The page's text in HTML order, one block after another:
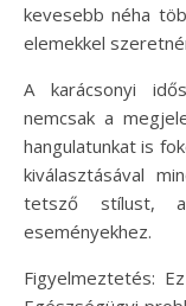
kevesebb néha
elemekkel
A karácsonyi
nemcsak a
hangulatunkat is
kiválasztásával
tetsző stílust,
eseményekhez.
Figyelmeztetés: